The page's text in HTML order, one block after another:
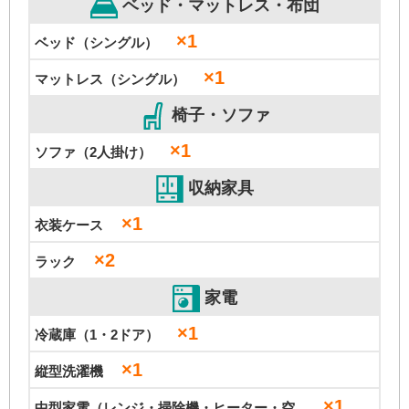
ベッド・マットレス・布団
ベッド（シングル） ×1
マットレス（シングル） ×1
椅子・ソファ
ソファ（2人掛け） ×1
収納家具
衣装ケース ×1
ラック ×2
家電
冷蔵庫（1・2ドア） ×1
縦型洗濯機 ×1